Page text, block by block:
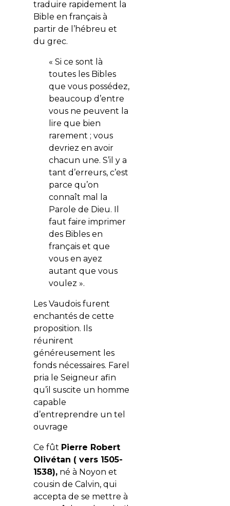
traduire rapidement la
Bible en français à
partir de l’hébreu et
du grec.
« Si ce sont là
toutes les Bibles
que vous possédez,
beaucoup d’entre
vous ne peuvent la
lire que bien
rarement ; vous
devriez en avoir
chacun une. S’il y a
tant d’erreurs, c’est
parce qu’on
connaît mal la
Parole de Dieu. Il
faut faire imprimer
des Bibles en
français et que
vous en ayez
autant que vous
voulez ».
Les Vaudois furent
enchantés de cette
proposition. Ils
réunirent
généreusement les
fonds nécessaires. Farel
pria le Seigneur afin
qu’il suscite un homme
capable
d’entreprendre un tel
ouvrage
Ce fût Pierre Robert
Olivétan ( vers 1505-
1538),né à Noyon et
cousin de Calvin, qui
accepta de se mettre à